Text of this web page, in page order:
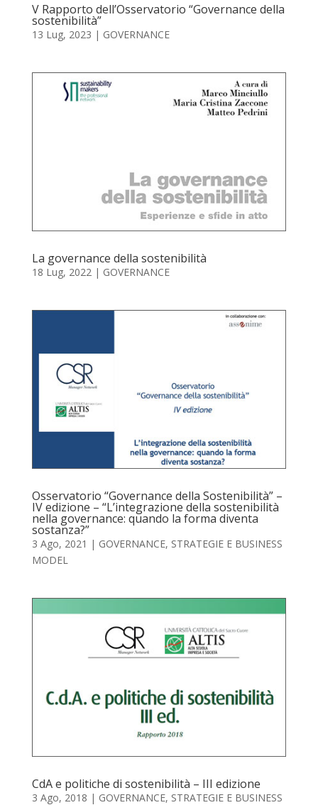
V Rapporto dell’Osservatorio “Governance della
sostenibilità”
13 Lug, 2023 | GOVERNANCE
La governance della sostenibilità
18 Lug, 2022| GOVERNANCE
Osservatorio “Governance della Sostenibilità” –
IV edizione – “L’integrazione della sostenibilità
nella governance: quando la forma diventa
sostanza?”
3 Ago, 2021 | GOVERNANCE, STRATEGIE E BUSINESS
MODEL
CdA e politiche di sostenibilità – III edizione
3 Ago, 2018 | GOVERNANCE, STRATEGIE E BUSINESS